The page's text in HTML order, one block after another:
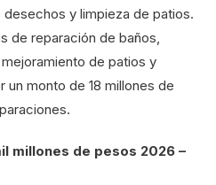
y limpieza de patios.
de reparación de baños,
de patios y
monto de 18 millones de
millones de pesos 2026 –